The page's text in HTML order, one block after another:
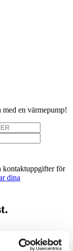
en värmepump!
kontaktuppgifter för
dina